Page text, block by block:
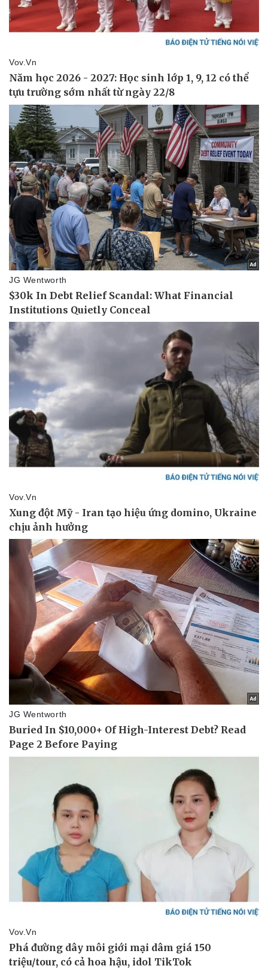
Pháp luật
Vụ án
Tin nóng
Tư vấn luật
Vũ khí
Việt Nam
Phân tích